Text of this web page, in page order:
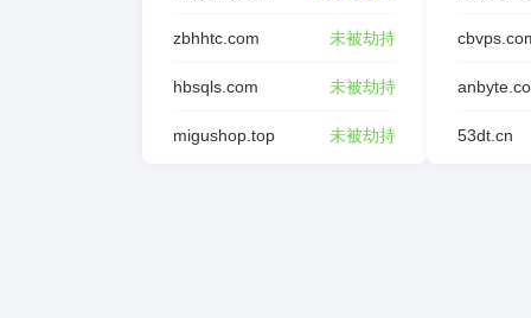
zbhhtc.com 未被劫持
hbsqls.com 未被劫持
migushop.top 未被劫持 53dt.cn